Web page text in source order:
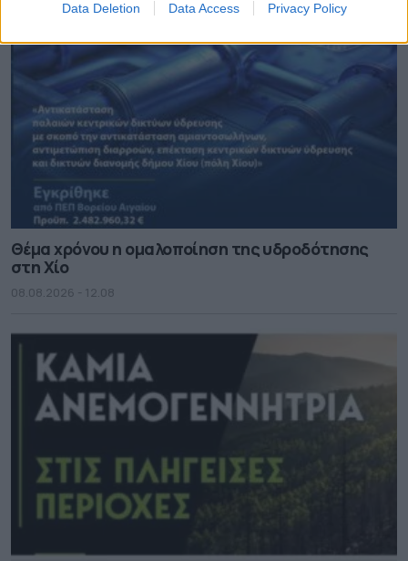
Data Deletion Data Access Privacy Policy
Θέμα χρόνου η ομαλοποίηση της υδροδότησης
στη Χίο
08.08.2026 - 12.08